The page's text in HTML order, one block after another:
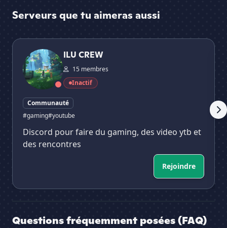
Serveurs que tu aimeras aussi
ILU CREW
ILU CREW
15 membres
Inactif
Communauté
#gaming#youtube
Discord pour faire du gaming, des video ytb et
des rencontres
Rejoindre
Questions fréquemment posées (FAQ)